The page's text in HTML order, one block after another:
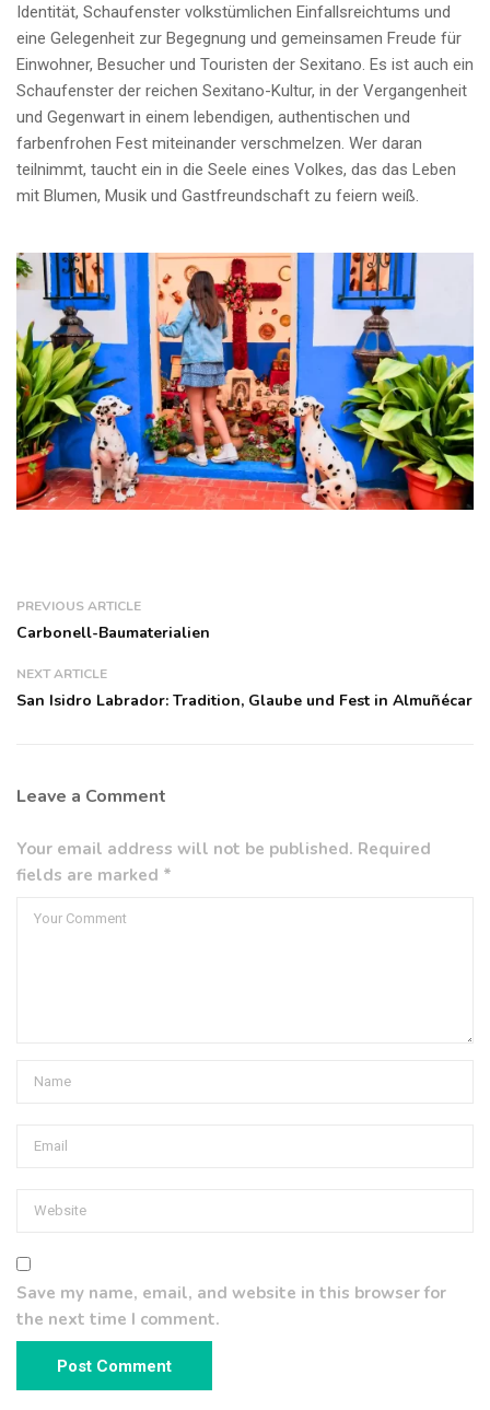
Identität, Schaufenster volkstümlichen Einfallsreichtums und
eine Gelegenheit zur Begegnung und gemeinsamen Freude für
Einwohner, Besucher und Touristen der Sexitano. Es ist auch ein
Schaufenster der reichen Sexitano-Kultur, in der Vergangenheit
und Gegenwart in einem lebendigen, authentischen und
farbenfrohen Fest miteinander verschmelzen. Wer daran
teilnimmt, taucht ein in die Seele eines Volkes, das das Leben
mit Blumen, Musik und Gastfreundschaft zu feiern weiß.
PREVIOUS ARTICLE
Carbonell-Baumaterialien
NEXT ARTICLE
San Isidro Labrador: Tradition, Glaube und Fest in Almuñécar
Leave a Comment
Your email address will not be published. Required
fields are marked *
Save my name, email, and website in this browser for
the next time I comment.